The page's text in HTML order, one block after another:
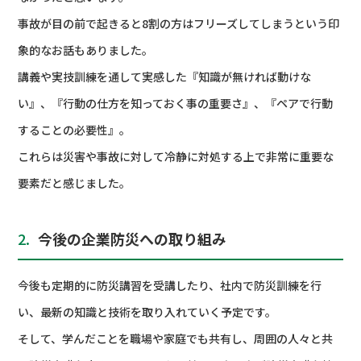
事故が目の前で起きると8割の方はフリーズしてしまうという印
象的なお話もありました。
講義や実技訓練を通して実感した『知識が無ければ動けな
い』、『行動の仕方を知っておく事の重要さ』、『ペアで行動
することの必要性』。
これらは災害や事故に対して冷静に対処する上で非常に重要な
要素だと感じました。
2. 今後の企業防災への取り組み
今後も定期的に防災講習を受講したり、社内で防災訓練を行
い、最新の知識と技術を取り入れていく予定です。
そして、学んだことを職場や家庭でも共有し、周囲の人々と共